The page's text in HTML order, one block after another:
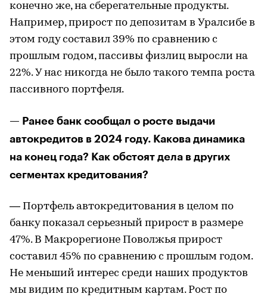
конечно же, на сберегательные продукты.
Например, прирост по депозитам в Уралсибе в
этом году составил 39% по сравнению с
прошлым годом, пассивы физлиц выросли на
22%. У нас никогда не было такого темпа роста
пассивного портфеля.
— Ранее банк сообщал о росте выдачи
автокредитов в 2024 году. Какова динамика
на конец года? Как обстоят дела в других
сегментах кредитования?
— Портфель автокредитования в целом по
банку показал серьезный прирост в размере
47%. В Макрорегионе Поволжья прирост
составил 45% по сравнению с прошлым годом.
Не меньший интерес среди наших продуктов
мы видим по кредитным картам. Рост по